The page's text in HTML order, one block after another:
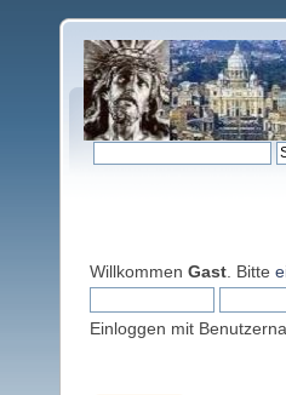
Willkommen Gast . Bitte
Einloggen mit